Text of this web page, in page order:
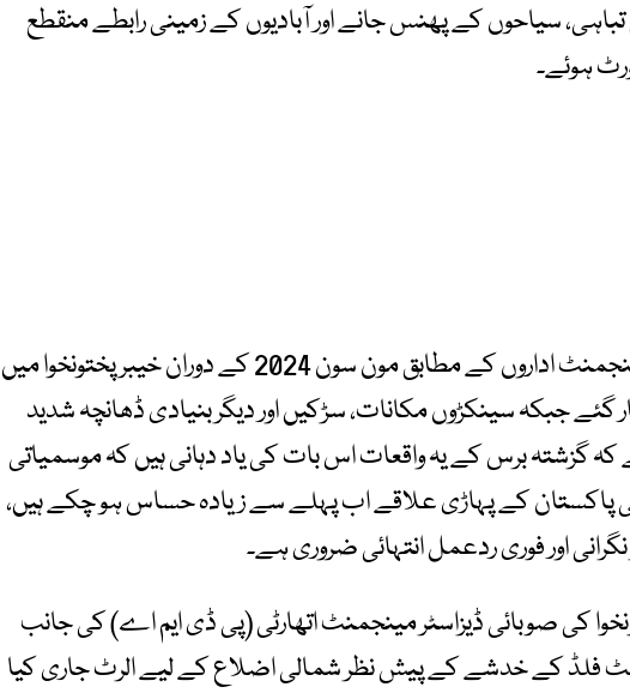
تباہی، سیاحوں کے پھنس جانے اور آبادیوں کے زمینی رابطے منقطع
ہوئے۔
صوبائی اور وفاقی ڈیزاسٹر مینجمنٹ اداروں کے مطابق مون سون 2024 کے دوران خیبر پختونخوا میں
گئے جبکہ سینکڑوں مکانات، سڑکیں اور دیگر بنیادی ڈھانچہ شدید
کہ گزشتہ برس کے یہ واقعات اس بات کی یاد دہانی ہیں کہ موسمیاتی
پاکستان کے پہاڑی علاقے اب پہلے سے زیادہ حساس ہو چکے ہیں،
اور فوری ردعمل انتہائی ضروری ہے۔
کی صوبائی ڈیزاسٹر مینجمنٹ اتھارٹی (پی ڈی ایم اے) کی جانب
فلڈ کے خدشے کے پیش نظر شمالی اضلاع کے لیے الرٹ جاری کیا